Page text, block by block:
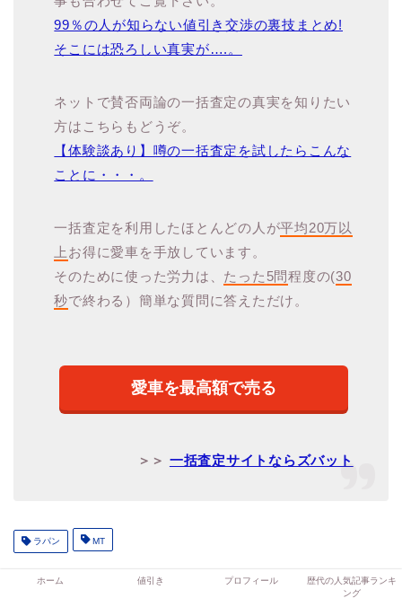
99％の人が知らない値引き交渉の裏技まとめ!
そこには恐ろしい真実が….。
ネットで賛否両論の一括査定の真実を知りたい
方はこちらもどうぞ。
【体験談あり】噂の一括査定を試したらこんな
ことに・・・。
一括査定を利用したほとんどの人が平均20万以
上 お得に愛車を手放しています。
そのために使った労力は、 たった5問程度の(30
秒で終わる）簡単な質問に答えただけ。
愛車を最高額で売る
＞＞ 一括査定サイトならズバット
ラパン MT
ホーム 値引き プロフィール
歴代の人気記事ランキ
ング